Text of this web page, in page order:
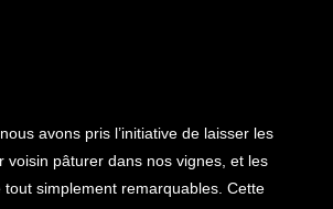
avons pris l’initiative de laisser les
voisin pâturer dans nos vignes, et les
tout simplement remarquables. Cette